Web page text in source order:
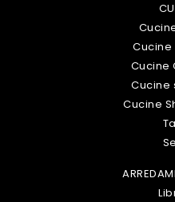
Cucine
Cucine
Cucine
Cucine